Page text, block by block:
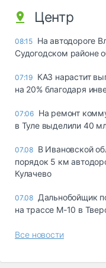
Центр
08:15 На автодороге
Судогодском районе
07:19 КАЗ нарастит
на 20% благодаря
07:06 На ремонт
в Туле выделили 40
07.08 В Ивановской
порядок 5 км
Кулачево
07.08 Дальнобойщик
на трассе М-10 в
Все новости